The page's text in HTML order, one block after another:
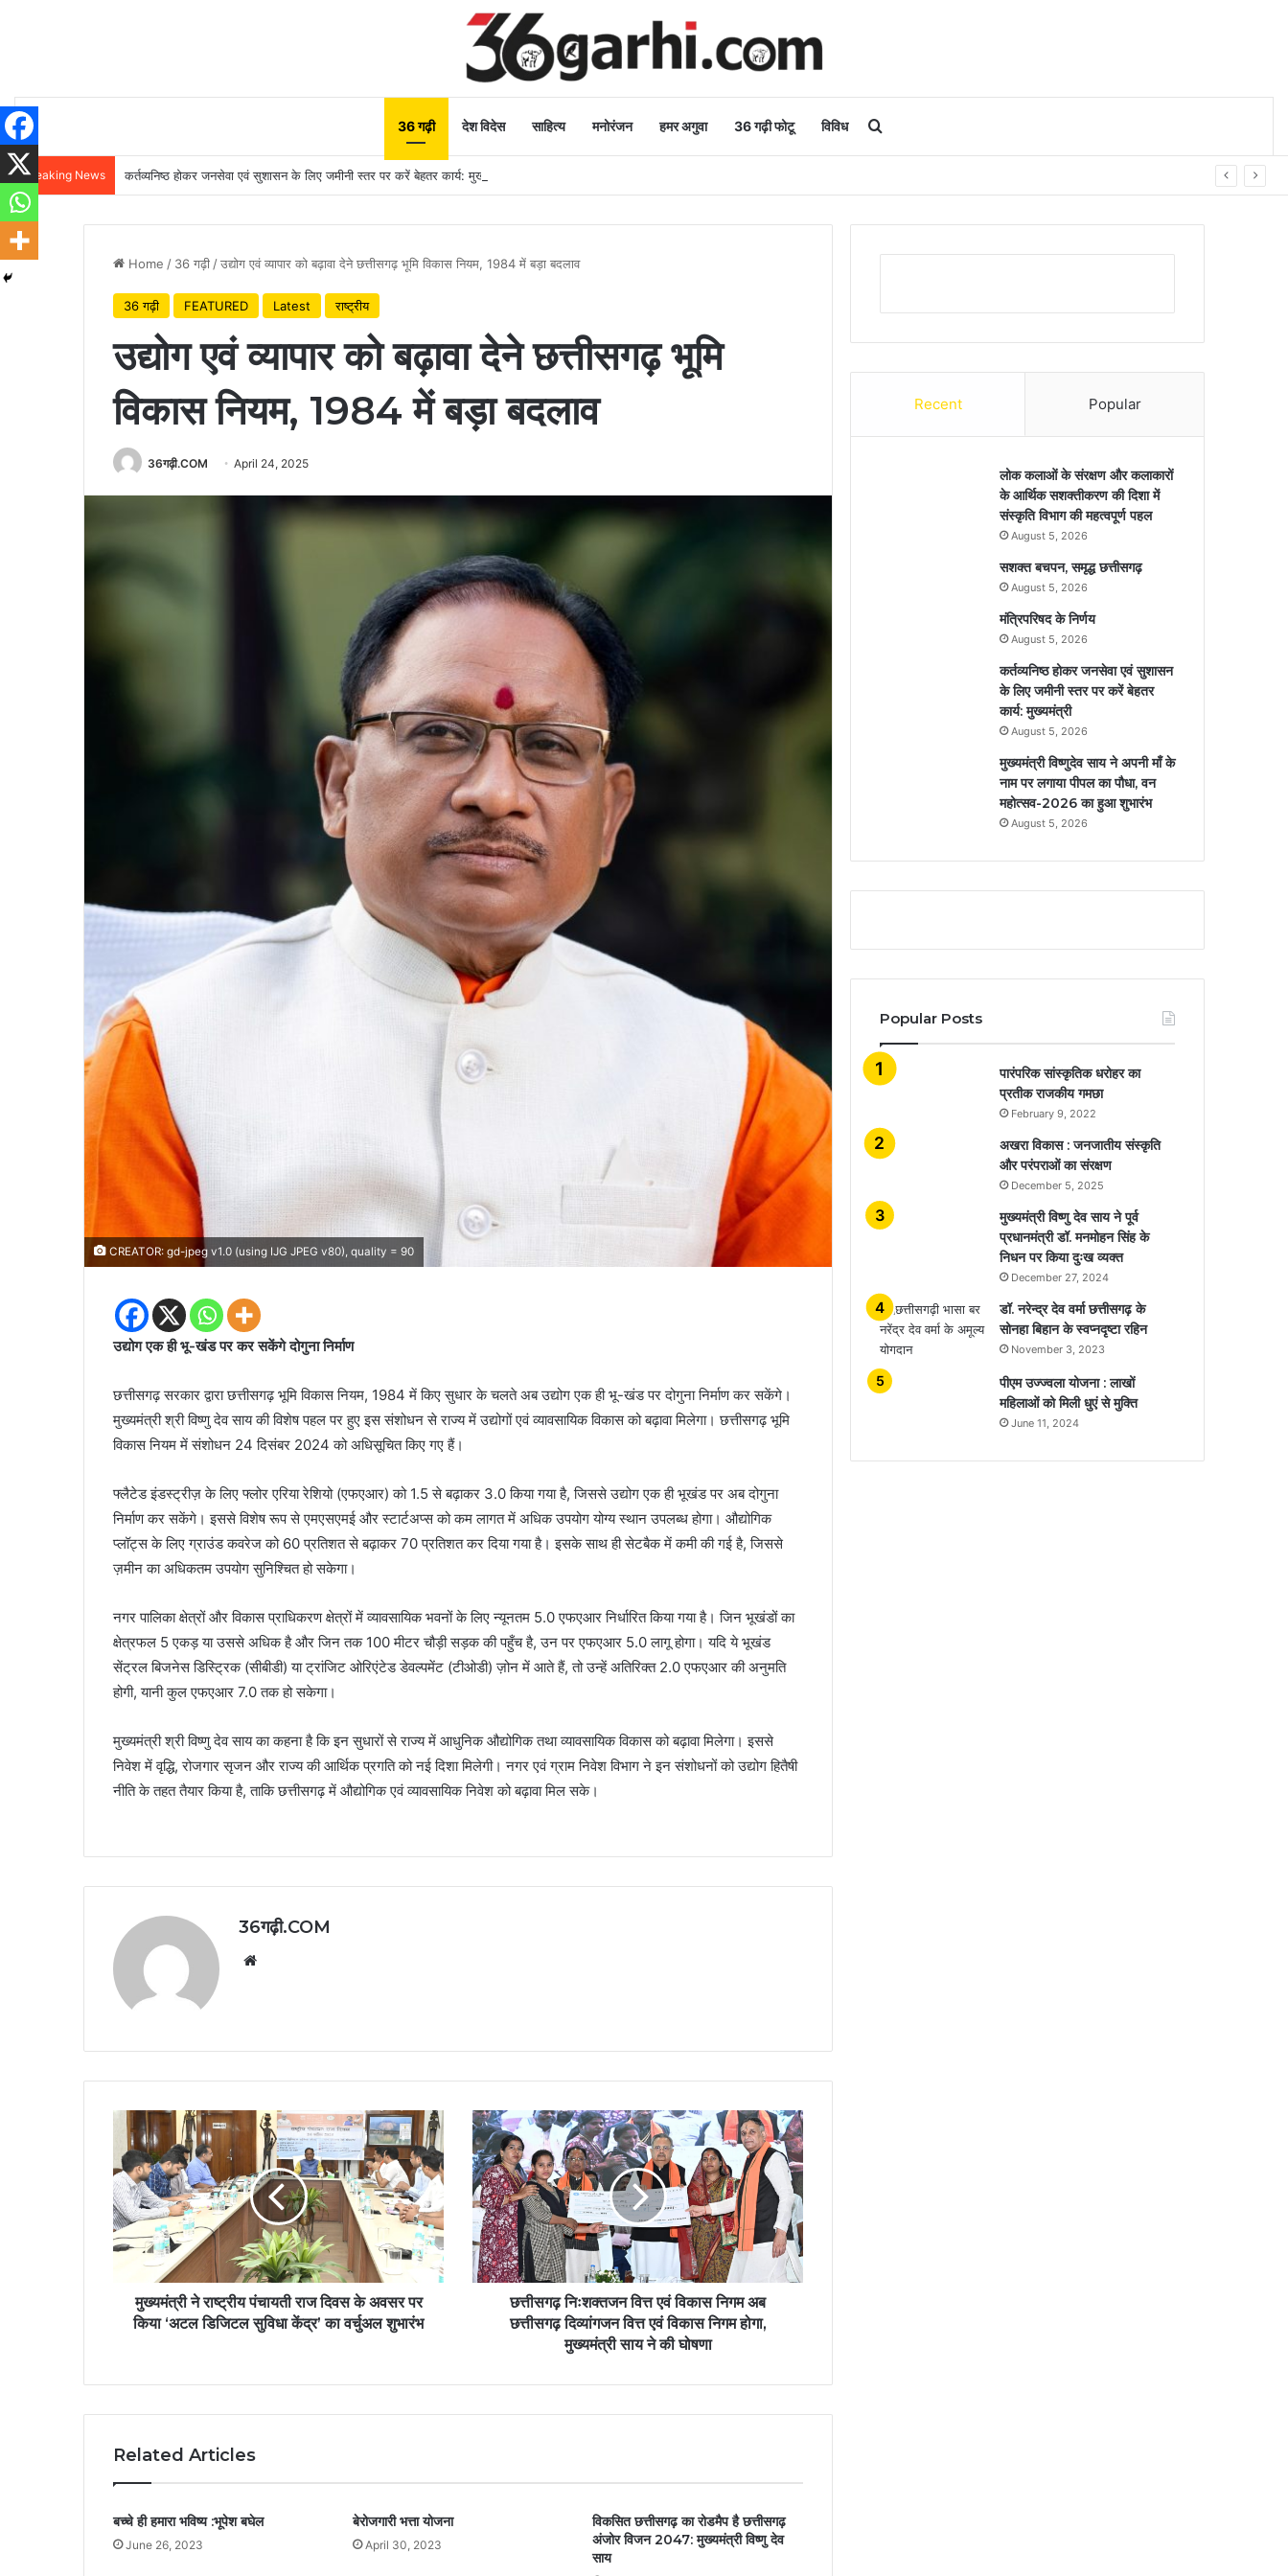
36 गढ़ी देश विदेस साहित्य मनोरंजन हमर अगुवा 36 गढ़ी फोटू विविध
Breaking News कर्तव्यनिष्ठ होकर जनसेवा एवं सुशासन के लिए जमीनी स्तर पर करें बेहतर कार्य: मुख्यमंत्री
Home / 36 गढ़ी /उद्योग एवं व्यापार को बढ़ावा देने छत्तीसगढ़ भूमि विकास नियम, 1984 में बड़ा बदलाव
36 गढ़ी FEATURED Latest राष्ट्रीय
उद्योग एवं व्यापार को बढ़ावा देने छत्तीसगढ़ भूमि
विकास नियम, 1984 में बड़ा बदलाव
36गढ़ी.COM April 24, 2025
CREATOR: gd-jpeg v1.0 (using IJG JPEG v80), quality = 90
उद्योग एक ही भू-खंड पर कर सकेंगे दोगुना निर्माण
छत्तीसगढ़ सरकार द्वारा छत्तीसगढ़ भूमि विकास नियम, 1984 में किए सुधार के चलते अब उद्योग एक ही भू-खंड पर दोगुना निर्माण कर सकेंगे।
मुख्यमंत्री श्री विष्णु देव साय की विशेष पहल पर हुए इस संशोधन से राज्य में उद्योगों एवं व्यावसायिक विकास को बढ़ावा मिलेगा। छत्तीसगढ़ भूमि
विकास नियम में संशोधन 24 दिसंबर 2024 को अधिसूचित किए गए हैं।
फ्लैटेड इंडस्ट्रीज़ के लिए फ्लोर एरिया रेशियो (एफएआर) को 1.5 से बढ़ाकर 3.0 किया गया है, जिससे उद्योग एक ही भूखंड पर अब दोगुना
निर्माण कर सकेंगे। इससे विशेष रूप से एमएसएमई और स्टार्टअप्स को कम लागत में अधिक उपयोग योग्य स्थान उपलब्ध होगा। औद्योगिक
प्लॉट्स के लिए ग्राउंड कवरेज को 60 प्रतिशत से बढ़ाकर 70 प्रतिशत कर दिया गया है। इसके साथ ही सेटबैक में कमी की गई है, जिससे
ज़मीन का अधिकतम उपयोग सुनिश्चित हो सकेगा।
नगर पालिका क्षेत्रों और विकास प्राधिकरण क्षेत्रों में व्यावसायिक भवनों के लिए न्यूनतम 5.0 एफएआर निर्धारित किया गया है। जिन भूखंडों का
क्षेत्रफल 5 एकड़ या उससे अधिक है और जिन तक 100 मीटर चौड़ी सड़क की पहुँच है, उन पर एफएआर 5.0 लागू होगा। यदि ये भूखंड
सेंट्रल बिजनेस डिस्ट्रिक (सीबीडी) या ट्रांजिट ओरिएंटेड डेवल्पमेंट (टीओडी) ज़ोन में आते हैं, तो उन्हें अतिरिक्त 2.0 एफएआर की अनुमति
होगी, यानी कुल एफएआर 7.0 तक हो सकेगा।
मुख्यमंत्री श्री विष्णु देव साय का कहना है कि इन सुधारों से राज्य में आधुनिक औद्योगिक तथा व्यावसायिक विकास को बढ़ावा मिलेगा। इससे
निवेश में वृद्धि, रोजगार सृजन और राज्य की आर्थिक प्रगति को नई दिशा मिलेगी। नगर एवं ग्राम निवेश विभाग ने इन संशोधनों को उद्योग हितैषी
नीति के तहत तैयार किया है, ताकि छत्तीसगढ़ में औद्योगिक एवं व्यावसायिक निवेश को बढ़ावा मिल सके।
36गढ़ी.COM
मुख्यमंत्री ने राष्ट्रीय पंचायती राज दिवस के अवसर पर
किया ‘अटल डिजिटल सुविधा केंद्र’ का वर्चुअल शुभारंभ
छत्तीसगढ़ निःशक्तजन वित्त एवं विकास निगम अब
छत्तीसगढ़ दिव्यांगजन वित्त एवं विकास निगम होगा,
मुख्यमंत्री साय ने की घोषणा
Related Articles
बच्चे ही हमारा भविष्य :भूपेश बघेल
June 26, 2023
बेरोजगारी भत्ता योजना
April 30, 2023
विकसित छत्तीसगढ़ का रोडमैप है छत्तीसगढ़
अंजोर विजन 2047: मुख्यमंत्री विष्णु देव
साय
Recent Popular
लोक कलाओं के संरक्षण और कलाकारों
के आर्थिक सशक्तीकरण की दिशा में
संस्कृति विभाग की महत्वपूर्ण पहल
August 5, 2026
सशक्त बचपन, समृद्ध छत्तीसगढ़
August 5, 2026
मंत्रिपरिषद के निर्णय
August 5, 2026
कर्तव्यनिष्ठ होकर जनसेवा एवं सुशासन
के लिए जमीनी स्तर पर करें बेहतर
कार्य: मुख्यमंत्री
August 5, 2026
मुख्यमंत्री विष्णुदेव साय ने अपनी माँ के
नाम पर लगाया पीपल का पौधा, वन
महोत्सव-2026 का हुआ शुभारंभ
August 5, 2026
Popular Posts
​​​​​​​पारंपरिक सांस्कृतिक धरोहर का
प्रतीक राजकीय गमछा
February 9, 2022
अखरा विकास : जनजातीय संस्कृति
और परंपराओं का संरक्षण
December 5, 2025
मुख्यमंत्री विष्णु देव साय ने पूर्व
प्रधानमंत्री डॉ. मनमोहन सिंह के
निधन पर किया दुःख व्यक्त
December 27, 2024
डॉ. नरेन्द्र देव वर्मा छत्तीसगढ़ के
सोनहा बिहान के स्वप्नदृष्टा रहिन
November 3, 2023
पीएम उज्ज्वला योजना : लाखों
महिलाओं को मिली धुएं से मुक्ति
June 11, 2024